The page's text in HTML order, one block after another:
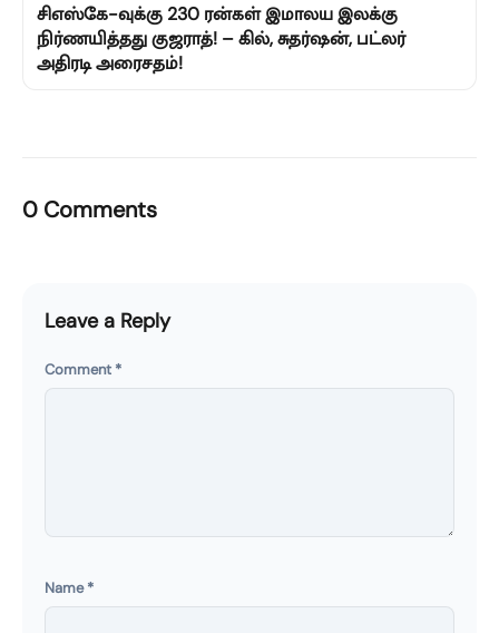
சிஎஸ்கே-வுக்கு 230 ரன்கள் இமாலய இலக்கு
நிர்ணயித்தது குஜராத்! – கில், சுதர்ஷன், பட்லர்
அதிரடி அரைசதம்!
0 Comments
Leave a Reply
Comment *
Name*